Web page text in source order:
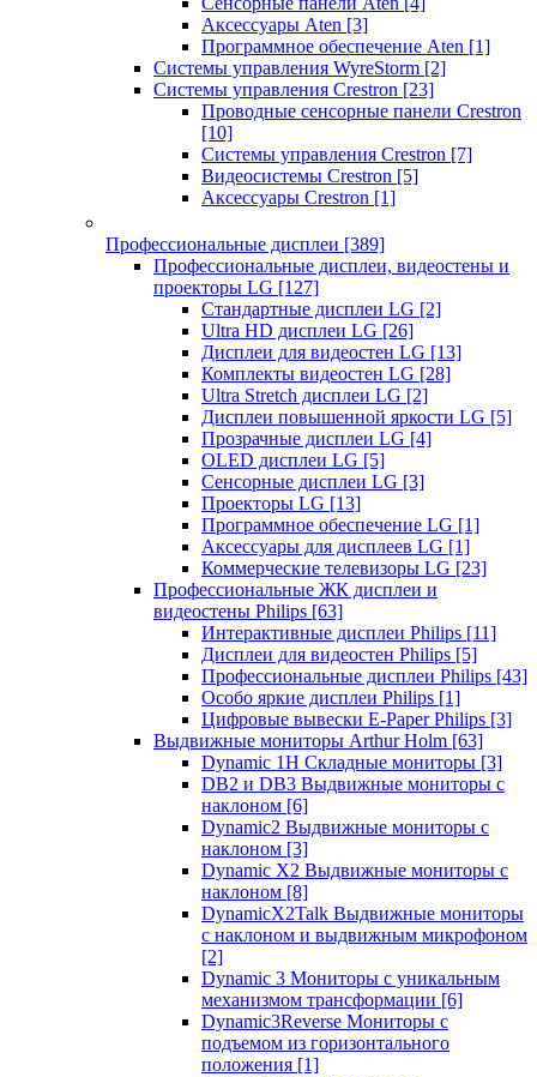
Аксессуары Aten [3]
Программное обеспечение Aten [1]
Системы управления WyreStorm [2]
Системы управления Crestron [23]
Проводные сенсорные панели Crestron
[10]
Системы управления Crestron [7]
Видеосистемы Crestron [5]
Аксессуары Crestron [1]
Профессиональные дисплеи [389]
Профессиональные дисплеи, видеостены и
проекторы LG [127]
Стандартные дисплеи LG [2]
Ultra HD дисплеи LG [26]
Дисплеи для видеостен LG [13]
Комплекты видеостен LG [28]
Ultra Stretch дисплеи LG [2]
Дисплеи повышенной яркости LG [5]
Прозрачные дисплеи LG [4]
OLED дисплеи LG [5]
Сенсорные дисплеи LG [3]
Проекторы LG [13]
Программное обеспечение LG [1]
Аксессуары для дисплеев LG [1]
Коммерческие телевизоры LG [23]
Профессиональные ЖК дисплеи и
видеостены Philips [63]
Интерактивные дисплеи Philips [11]
Дисплеи для видеостен Philips [5]
Профессиональные дисплеи Philips [43]
Особо яркие дисплеи Philips [1]
Цифровые вывески E-Paper Philips [3]
Выдвижные мониторы Arthur Holm [63]
Dynamic 1Н Складные мониторы [3]
DB2 и DB3 Выдвижные мониторы с
наклоном [6]
Dynamic2 Выдвижные мониторы с
наклоном [3]
Dynamic X2 Выдвижные мониторы с
наклоном [8]
DynamicX2Talk Выдвижные мониторы
с наклоном и выдвижным микрофоном
[2]
Dynamic 3 Мониторы с уникальным
механизмом трансформации [6]
Dynamic3Reverse Мониторы с
подъемом из горизонтального
положения [1]